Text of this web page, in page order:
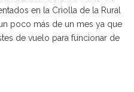
en la Criolla de la Rural
poco más de un mes ya que
de vuelo para funcionar de